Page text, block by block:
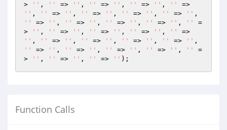
>
'' , '' => '' , '' => '' , '' => '' , ''
'' , '' => '' , '' => '' , '' => '' , '' => ''
''
=> '' , '' => '' , '' => '' , '' => '' , ''
=
>
'' , '' => '' , '' => '' , '' => '' , ''
'' , '' => '' , '' => '' , '' => '' , '' => ''
''
=> '' , '' => '' , '' => '' , '' => '' , ''
=
>
'' , '' => '' , '' => ''
Function Calls